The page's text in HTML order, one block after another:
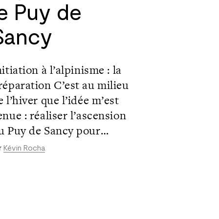
Puy de
à l’alpinisme : la
C’est au milieu
l’hiver que l’idée m’est
: réaliser l’ascension
Puy de Sancy pour
le lever de soleil
Kévin Rocha